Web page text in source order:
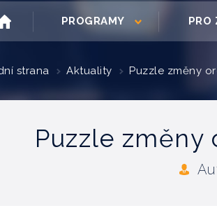
PROGRAMY PRO
strana Aktuality Puzzle změny
Puzzle změny